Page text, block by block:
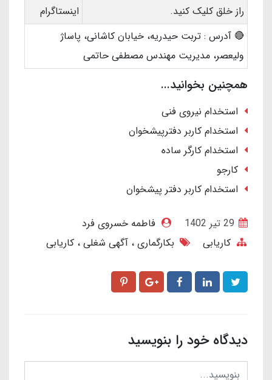
راز خلق کلیک کنید.
اینستاگرام
🔴 آدرس : تربت حیدریه، خیابان کاشانی، پاساژ
ولیعصر، مدیریت مهندس مصطفی حاتمی
همچنین بخوانید...
استخدام نیروی فنی
استخدام کاربر دفترپیشخوان
استخدام کارگر ساده
کارجو
استخدام کاربر دفتر پیشخوان
فاطمه خسروی فرد
کاریابی
بکارگماری آگهی شغلی کاریابی
دیدگاه خود را بنویسید